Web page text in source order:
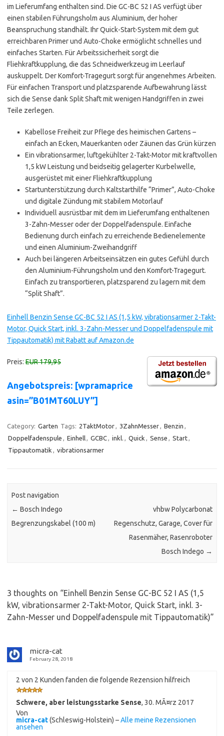
im Lieferumfang enthalten sind. Die GC-BC 52 I AS verfügt über
einen stabilen Führungsholm aus Aluminium, der hoher
Beanspruchung standhält. Ihr Quick-Start-System mit dem gut
erreichbaren Primer und Auto-Choke ermöglicht schnelles und
einfaches Starten. Für Arbeitssicherheit sorgt die
Fliehkraftkupplung, die das Schneidwerkzeug im Leerlauf
auskuppelt. Der Komfort-Tragegurt sorgt für angenehmes Arbeiten.
Für einfachen Transport und platzsparende Aufbewahrung lässt
sich die Sense dank Split Shaft mit wenigen Handgriffen in zwei
Teile zerlegen.
Kabellose Freiheit zur Pflege des heimischen Gartens –
einfach an Ecken, Mauerkanten oder Zäunen das Grün kürzen
Ein vibrationsarmer, luftgekühlter 2-Takt-Motor mit kraftvollen
1,5 kW Leistung und beidseitig gelagerter Kurbelwelle,
ausgerüstet mit einer Fliehkraftkupplung
Startunterstützung durch Kaltstarthilfe “Primer”, Auto-Choke
und digitale Zündung mit stabilem Motorlauf
Individuell ausrüstbar mit dem im Lieferumfang enthaltenen
3-Zahn-Messer oder der Doppelfadenspule. Einfache
Bedienung durch einfach zu erreichende Bedienelemente
und einen Aluminium-Zweihandgriff
Auch bei längeren Arbeitseinsätzen ein gutes Gefühl durch
den Aluminium-Führungsholm und den Komfort-Tragegurt.
Einfach zu transportieren, platzsparend zu lagern mit dem
“Split Shaft”.
Einhell Benzin Sense GC-BC 52 I AS (1,5 kW, vibrationsarmer 2-Takt-
Motor, Quick Start, inkl. 3-Zahn-Messer und Doppelfadenspule mit
Tippautomatik) mit Rabatt auf Amazon.de
Preis: EUR 179,95
Angebotspreis: [wpramaprice
asin=”B01MT60LUY”]
Category: Garten Tags: 2TaktMotor, 3ZahnMesser, Benzin ,
Doppelfadenspule , Einhell, GCBC, inkl. , Quick , Sense , Start,
Tippautomatik , vibrationsarmer
Post navigation
← Bosch Indego
Begrenzungskabel (100 m)
vhbw Polycarbonat
Regenschutz, Garage, Cover für
Rasenmäher, Rasenroboter
Bosch Indego →
3 thoughts on “Einhell Benzin Sense GC-BC 52 I AS (1,5
kW, vibrationsarmer 2-Takt-Motor, Quick Start, inkl. 3-
Zahn-Messer und Doppelfadenspule mit Tippautomatik)”
micra-cat
February 28, 2018
2 von 2 Kunden fanden die folgende Rezension hilfreich
Schwere, aber leistungsstarke Sense, 30. MÃ¤rz 2017
Von
micra-cat(Schleswig-Holstein) –Alle meine Rezensionen
ansehen